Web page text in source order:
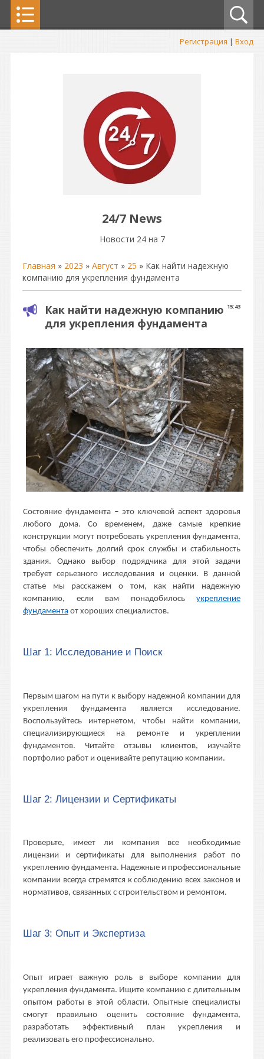
Регистрация | Вход
24/7 News
Новости 24 на 7
Главная » 2023 » Август » 25 » Как найти надежную
компанию для укрепления фундамента
15:43
Как найти надежную компанию
для укрепления фундамента
Состояние фундамента – это ключевой аспект здоровья
любого дома. Со временем, даже самые крепкие
конструкции могут потребовать укрепления фундамента,
чтобы обеспечить долгий срок службы и стабильность
здания. Однако выбор подрядчика для этой задачи
требует серьезного исследования и оценки. В данной
статье мы расскажем о том, как найти надежную
компанию, если вам понадобилось укрепление
фундамента от хороших специалистов.
Шаг 1: Исследование и Поиск
Первым шагом на пути к выбору надежной компании для
укрепления фундамента является исследование.
Воспользуйтесь интернетом, чтобы найти компании,
специализирующиеся на ремонте и укреплении
фундаментов. Читайте отзывы клиентов, изучайте
портфолио работ и оценивайте репутацию компании.
Шаг 2: Лицензии и Сертификаты
Проверьте, имеет ли компания все необходимые
лицензии и сертификаты для выполнения работ по
укреплению фундамента. Надежные и профессиональные
компании всегда стремятся к соблюдению всех законов и
нормативов, связанных с строительством и ремонтом.
Шаг 3: Опыт и Экспертиза
Опыт играет важную роль в выборе компании для
укрепления фундамента. Ищите компанию с длительным
опытом работы в этой области. Опытные специалисты
смогут правильно оценить состояние фундамента,
разработать эффективный план укрепления и
реализовать его профессионально.